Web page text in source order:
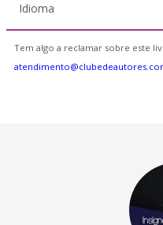
Idioma
Tem algo a reclamar sobre este